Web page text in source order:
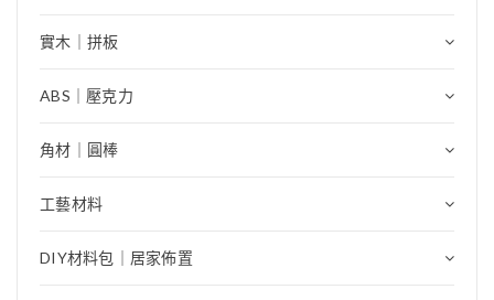
實木｜拼板
ABS｜壓克力
角材｜圓棒
工藝材料
DIY材料包｜居家佈置